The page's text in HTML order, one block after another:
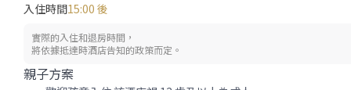
入住時間15:00 後
實際的入住和退房時間，
將依據抵達時酒店告知的政策而定。
親子方案